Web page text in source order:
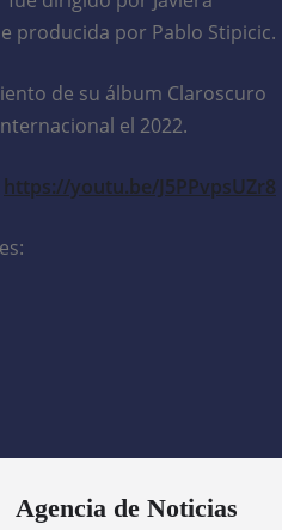
producida por Pablo Stipicic.
de su álbum Claroscuro
el 2022.
https://youtu.be/J5PPvpsUZr8
Agencia de Noticias